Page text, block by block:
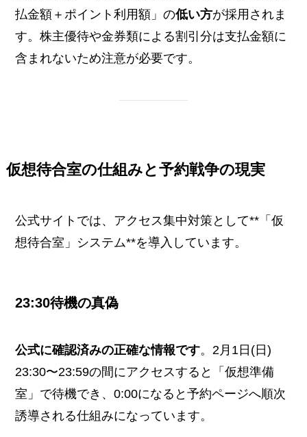
払金額＋ポイント利用額」の低い方が採用されま
す。株主優待や金券類による割引分は支払金額に
含まれないため注意が必要です。
仮想待合室の仕組みと予約戦争の現実
公式サイトでは、アクセス集中対策として**「仮
想待合室」システム**を導入しています。
23:30待機の真偽
公式に確認済みの正確な情報です。2月1日(日)
23:30〜23:59の間にアクセスすると「仮想準備
室」で待機でき、0:00になると予約ページへ順次
誘導される仕組みになっています。